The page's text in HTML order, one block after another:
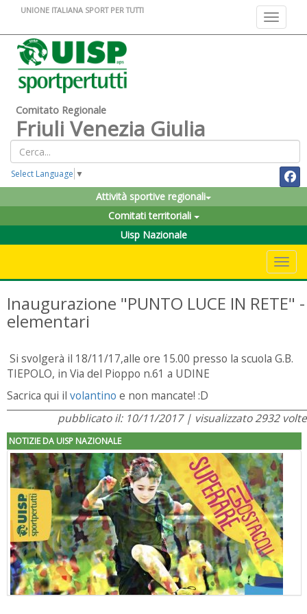
Toggle
UNIONE ITALIANA SPORT PER TUTTI
Comitato Regionale
Friuli Venezia Giulia
Select Language ▼
Attività sportive regionali
Comitati territoriali
Uisp Nazionale
Inaugurazione "PUNTO LUCE IN RETE" -
elementari
Si svolgerà il 18/11/17,alle ore 15.00 presso la scuola G.B.
TIEPOLO, in Via del Pioppo n.61 a UDINE
Sacrica qui il volantino e non mancate! :D
pubblicato il: 10/11/2017 | visualizzato 2932 volte
NOTIZIE DA UISP NAZIONALE